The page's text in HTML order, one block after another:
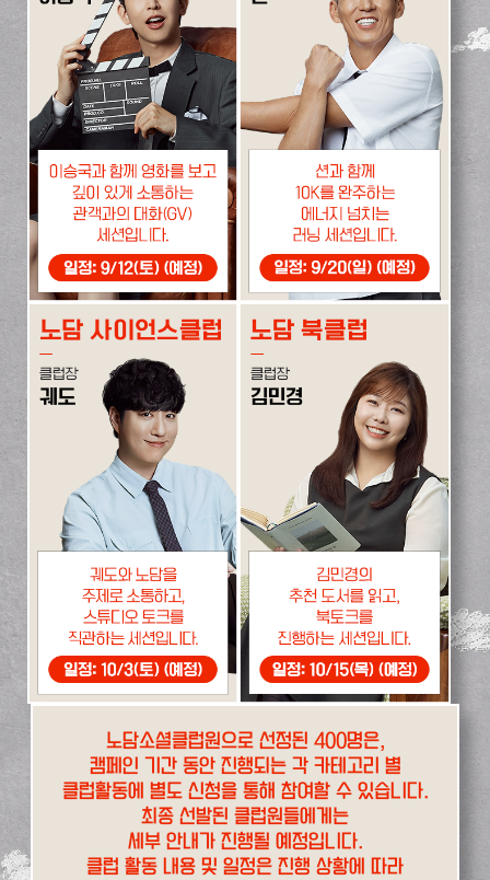
노담소셜클럽원으로 선정된 400명은,
캠페인 기간 동안 진행되는 각 카테고리 별
클럽활동에 별도 신청을 통해 참여할 수 있습니다.
최종 선발된 클럽원들에게는
세부 안내가 진행될 예정입니다.
클럽 활동 내용 및 일정은 진행 상황에 따라